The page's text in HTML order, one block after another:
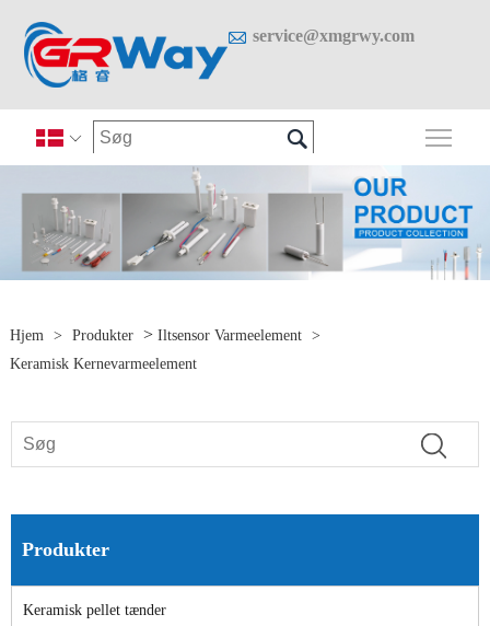
 service@xmgrwy.com
 
Hjem > Produkter > Iltsensor Varmeelement
>
Keramisk Kernevarmeelement
Produkter
Keramisk pellet tænder